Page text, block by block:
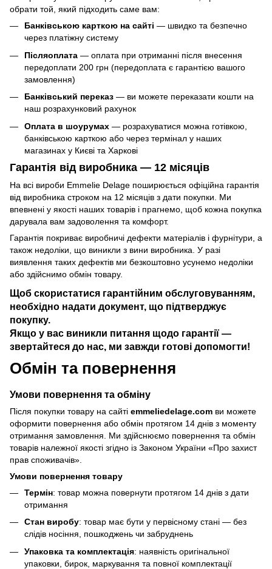
обрати той, який підходить саме вам:
Банківською карткою на сайті — швидко та безпечно
через платіжну систему
Післяоплата — оплата при отриманні після внесення
передоплати 200 грн (передоплата є гарантією вашого
замовлення)
Банківський переказ — ви можете переказати кошти на
наш розрахунковий рахунок
Оплата в шоурумах — розрахуватися можна готівкою,
банківською карткою або через термінал у наших
магазинах у Києві та Харкові
Гарантія від виробника — 12 місяців
На всі вироби Emmelie Delage поширюється офіційна гарантія
від виробника строком на 12 місяців з дати покупки. Ми
впевнені у якості наших товарів і прагнемо, щоб кожна покупка
дарувала вам задоволення та комфорт.
Гарантія покриває виробничі дефекти матеріалів і фурнітури, а
також недоліки, що виникли з вини виробника. У разі
виявлення таких дефектів ми безкоштовно усунемо недоліки
або здійснимо обмін товару.
Щоб скористатися гарантійним обслуговуванням,
необхідно надати документ, що підтверджує
покупку.
Якщо у вас виникли питання щодо гарантії —
звертайтеся до нас, ми завжди готові допомогти!
Обмін та повернення
Умови повернення та обміну
Після покупки товару на сайті emmeliedelage.com ви можете
оформити повернення або обмін протягом 14 днів з моменту
отримання замовлення. Ми здійснюємо повернення та обмін
товарів належної якості згідно із Законом України «Про захист
прав споживачів»
Умови повернення товару
Термін: товар можна повернути протягом 14 днів з дати
отримання
Стан виробу: товар має бути у первісному стані — без
слідів носіння, пошкоджень чи забруднень
Упаковка та комплектація: наявність оригінальної
упаковки, бирок, маркування та повної комплектації